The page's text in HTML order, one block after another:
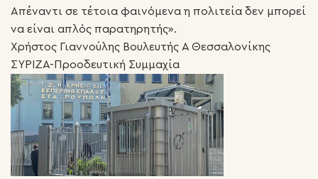
Απέναντι σε τέτοια φαινόμενα η πολιτεία δεν μπορεί
να είναι απλός παρατηρητής».
Χρήστος Γιαννούλης Βουλευτής Α Θεσσαλονίκης
ΣΥΡΙΖΑ-Προοδευτική Συμμαχία